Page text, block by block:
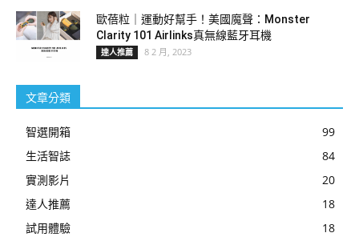
歐蓓粒｜運動好幫手！美國魔聲：Monster
Clarity 101 Airlinks真無線藍牙耳機
達人推薦 8 2 月, 2023
文章分類
智選開箱
99
生活智誌
84
實測影片
20
達人推薦
18
試用體驗
18